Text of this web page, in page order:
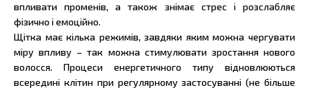
впливати променів, а також знімає стрес і розслабляє
фізично і емоційно.
Щітка має кілька режимів, завдяки яким можна чергувати
міру впливу – так можна стимулювати зростання нового
волосся. Процеси енергетичного типу відновлюються
всередині клітин при регулярному застосуванні (не більше